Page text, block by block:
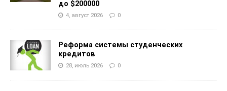
до $200000
4, август 2026 0
Реформа системы студенческих
кредитов
28, июль 2026 0